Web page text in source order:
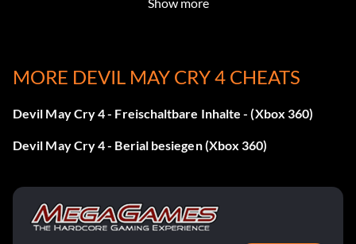
Das geheime Fest des Schwertes - Besiege den Modus
------------
muss sterben".
MORE DEVIL MAY CRY 4 CHEATS
Devil May Cry 4 - Freischaltbare Inhalte - (Xbox 360)
Devil May Cry 4 - Berial besiegen (Xbox 360)